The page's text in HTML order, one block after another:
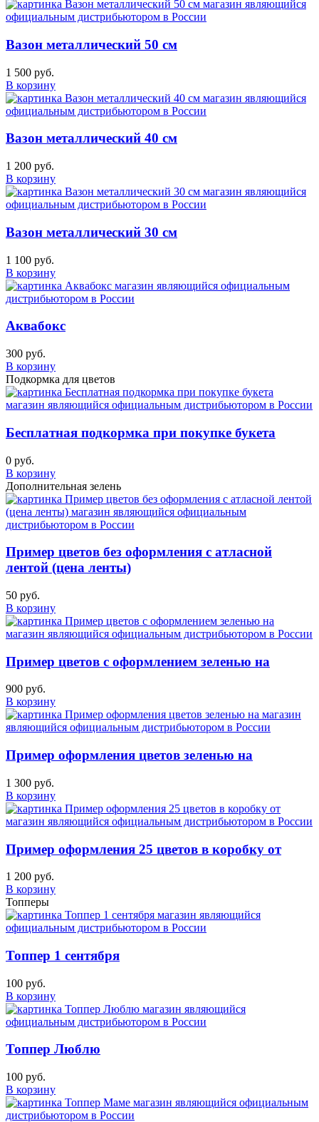
Вазон металлический 50 см
1 500 руб.
В корзину
Вазон металлический 40 см
1 200 руб.
В корзину
Вазон металлический 30 см
1 100 руб.
В корзину
Аквабокс
300 руб.
В корзину
Подкормка для цветов
Бесплатная подкормка при покупке букета
0 руб.
В корзину
Дополнительная зелень
Пример цветов без оформления с атласной
лентой (цена ленты)
50 руб.
В корзину
Пример цветов с оформлением зеленью на
900 руб.
В корзину
Пример оформления цветов зеленью на
1 300 руб.
В корзину
Пример оформления 25 цветов в коробку от
1 200 руб.
В корзину
Топперы
Топпер 1 сентября
100 руб.
В корзину
Топпер Люблю
100 руб.
В корзину